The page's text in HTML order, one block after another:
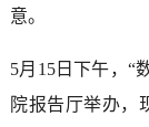
意。
5月15日下午，“
院报告厅举办，